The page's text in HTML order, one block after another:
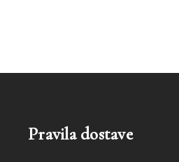
Pravila dostave